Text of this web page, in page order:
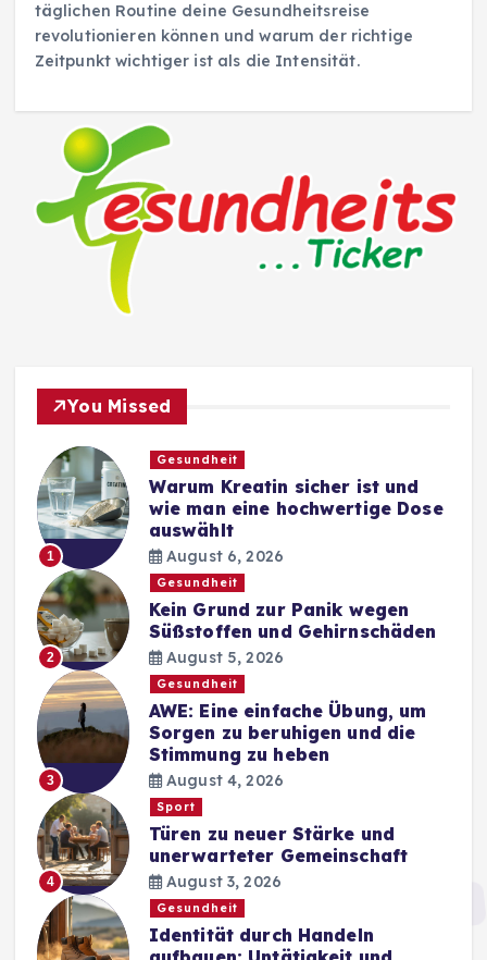
täglichen Routine deine Gesundheitsreise
revolutionieren können und warum der richtige
Zeitpunkt wichtiger ist als die Intensität.
You Missed
1
Gesundheit
Warum Kreatin sicher ist und
wie man eine hochwertige Dose
auswählt
August 6, 2026
2
Gesundheit
Kein Grund zur Panik wegen
Süßstoffen und Gehirnschäden
August 5, 2026
3
Gesundheit
AWE: Eine einfache Übung, um
Sorgen zu beruhigen und die
Stimmung zu heben
August 4, 2026
4
Sport
Türen zu neuer Stärke und
unerwarteter Gemeinschaft
August 3, 2026
Gesundheit
Identität durch Handeln